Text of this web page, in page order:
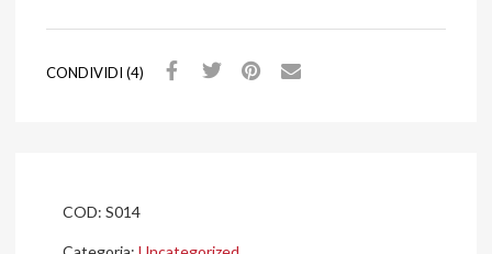
CONDIVIDI (4)
COD: S014